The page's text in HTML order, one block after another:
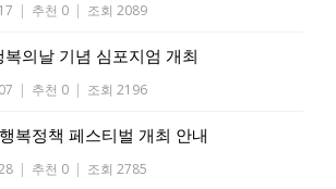
| 추천 0 | 조회 2089
의날 기념 심포지엄 개최
| 추천 0 | 조회 2196
복정책 페스티벌 개최 안내
| 추천 0 | 조회 2785